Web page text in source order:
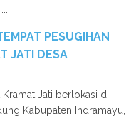
PESUGIHAN
JATI DESA
Kramat Jati berlokasi di
Kabupaten Indramayu,